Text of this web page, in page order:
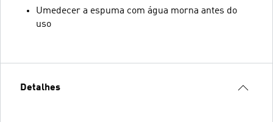
Umedecer a espuma com água morna antes do
uso
Detalhes